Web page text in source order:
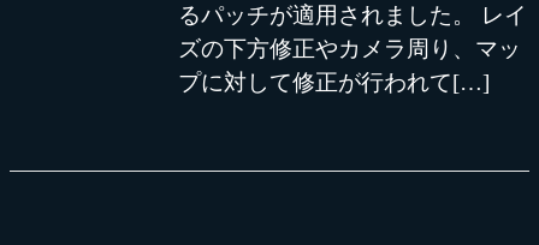
るパッチが適用されました。 レイ
ズの下方修正やカメラ周り、マッ
プに対して修正が行われて[…]